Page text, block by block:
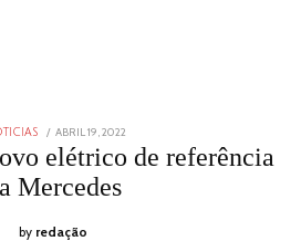
POSTED
ON
ABRIL 19, 2022
2022
elétrico de referência
Mercedes
by redação